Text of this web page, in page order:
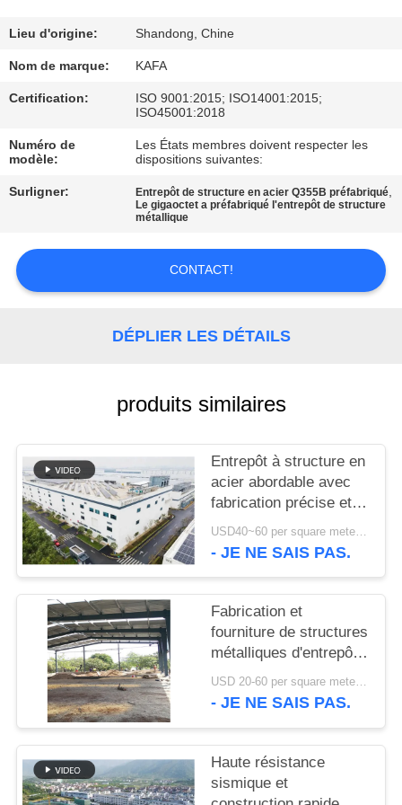
PROPOS
DE
NOUS
VISITE
DE
CONTRÔLE
QUALITÉ
NOUVELLES
CAS
PLAN
DU
SITE
POLITIQUE
CONFIDENTIALITÉ
Lieu d'origine: Shandong, Chine
Nom de marque: KAFA
Certification:
ISO 9001:2015; ISO14001:2015;
ISO45001:2018
Numéro de
modèle:
Les États membres doivent respecter les
dispositions suivantes:
Surligner: Entrepôt de structure en acier Q355B préfabriqué,
Le gigaoctet a préfabriqué l'entrepôt de structure
métallique
CONTACT!
DÉPLIER LES DÉTAILS
produits similaires
Entrepôt à structure en
acier abordable avec
fabrication précise et
solution de livraison
unique
USD40~60 per square meter MOQ:1000 sqm
- JE NE SAIS PAS.
Fabrication et
fourniture de structures
métalliques d'entrepôt
avec conception de
portiques
USD 20-60 per square meter MOQ:1000 M²
- JE NE SAIS PAS.
Haute résistance
sismique et